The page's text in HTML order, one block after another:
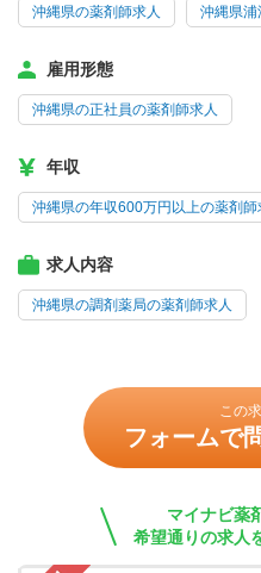
沖縄県の薬剤師求人 沖縄県浦
雇用形態
沖縄県の正社員の薬剤師求人
年収
沖縄県の年収600万円以上の薬剤師
求人内容
沖縄県の調剤薬局の薬剤師求人
この
フォームで
マイナビ薬
希望通りの求人